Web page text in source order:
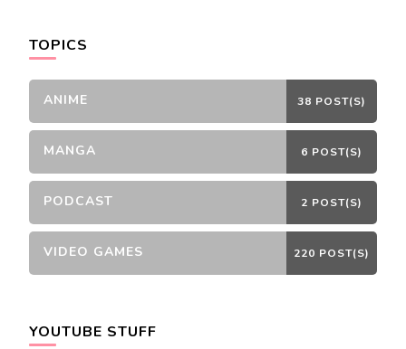
TOPICS
ANIME 38 POST(S)
MANGA 6 POST(S)
PODCAST 2 POST(S)
VIDEO GAMES 220 POST(S)
YOUTUBE STUFF